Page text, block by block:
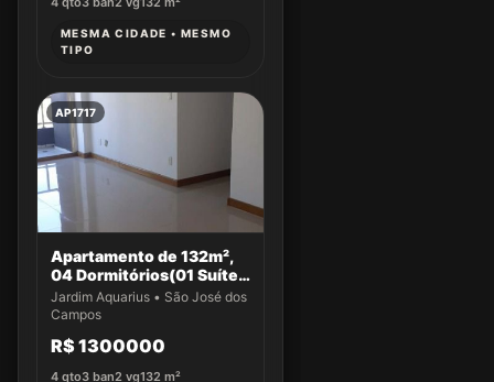
MESMA CIDADE • MESMO
TIPO
AP1717
Apartamento de 132m²,
04 Dormitórios(01 Suíte)
a venda no Jardim
Aquarius
Jardim Aquarius • São José dos
Campos
R$ 1300000
4 qto3 ban2 vg132 m²